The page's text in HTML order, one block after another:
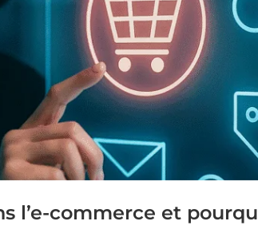
l’e-commerce et